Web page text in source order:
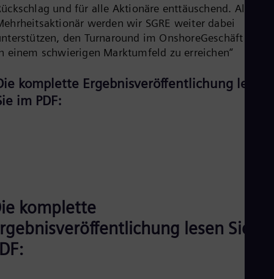
und für alle Aktionäre enttäuschend. Als
werden wir SGRE weiter dabei
den Turnaround im OnshoreGeschäft auch
einem schwierigen Marktumfeld zu erreichen“
komplette Ergebnisveröffentlichung lesen
im PDF:
komplette
lesen Sie im